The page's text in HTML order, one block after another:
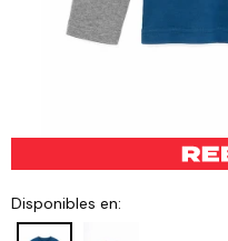
Disponibles en: